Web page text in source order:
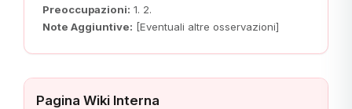
Preoccupazioni: 1. 2.
Note Aggiuntive: [Eventuali altre osservazioni]
Pagina Wiki Interna